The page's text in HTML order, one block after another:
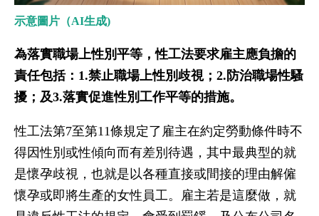
示意圖片（AI生成)
為落實職場上性別平等，性工法要求雇主應負擔的
責任包括：1.禁止職場上性別歧視；2.防治職場性騷
擾；及3.落實促進性別工作平等的措施。
性工法第7至第11條規定了雇主在約定勞動條件時不
得因性別或性傾向而有差別待遇，其中最典型的就
是懷孕歧視，也就是以各種直接或間接的理由解僱
懷孕或即將生產的女性員工。雇主若是這麼做，就